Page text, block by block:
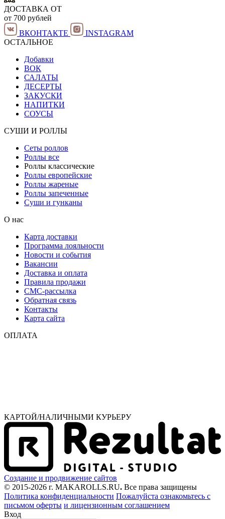
ДОСТАВКА ОТ
от 700 рублей
ВКОНТАКТЕ
INSTAGRAM
ОСТАЛЬНОЕ
Добавки
ВОК
САЛАТЫ
ДЕСЕРТЫ
ЗАКУСКИ
НАПИТКИ
СОУСЫ
СУШИ И РОЛЛЫ
Сеты роллов
Роллы все
Роллы классические
Роллы европейские
Роллы жареные
Роллы запеченные
Суши и гунканы
О нас
Карта доставки
Программа лояльности
Новости и события
Вакансии
Доставка и оплата
Правила продажи
СМС-рассылка
Обратная связь
Контакты
Карта сайта
ОПЛАТА
КАРТОЙ/НАЛИЧНЫМИ КУРЬЕРУ
Создание и продвижение сайтов
© 2015-2026 г. MAKAROLLS.RU. Все права защищены
Политика конфиденциальности Пожалуйста ознакомьтесь с
письмом оферты и лицензионным соглашением
Вход